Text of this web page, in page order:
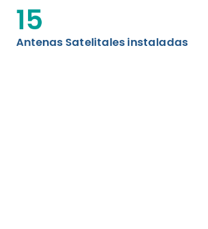
Antenas Satelitales instaladas
15